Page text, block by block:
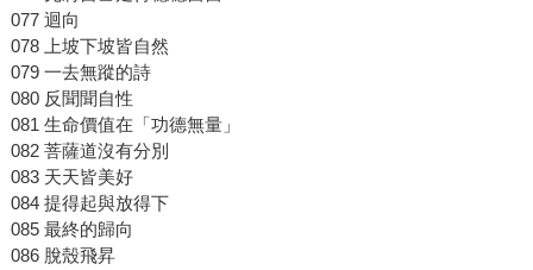
077 迴向
078 上坡下坡皆自然
079 一去無蹤的詩
080 反聞聞自性
081 生命價值在「功德無量」
082 菩薩道沒有分別
083 天天皆美好
084 提得起與放得下
085 最終的歸向
086 脫殼飛昇